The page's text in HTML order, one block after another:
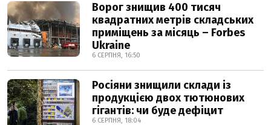
Ворог знищив 400 тисяч
квадратних метрів складських
приміщень за місяць – Forbes
Ukraine
6 СЕРПНЯ, 16:50
Росіяни знищили склади із
продукцією двох тютюнових
гігантів: чи буде дефіцит
6 СЕРПНЯ, 18:04